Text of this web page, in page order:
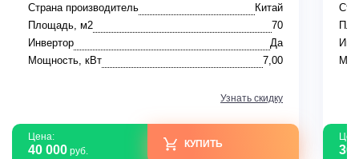
Страна производитель
Китай
Площадь, м2
70
Инвертор
Да
Мощность, кВт
7,00
Узнать скидку
Цена:
40 000 руб.
КУПИТЬ 30